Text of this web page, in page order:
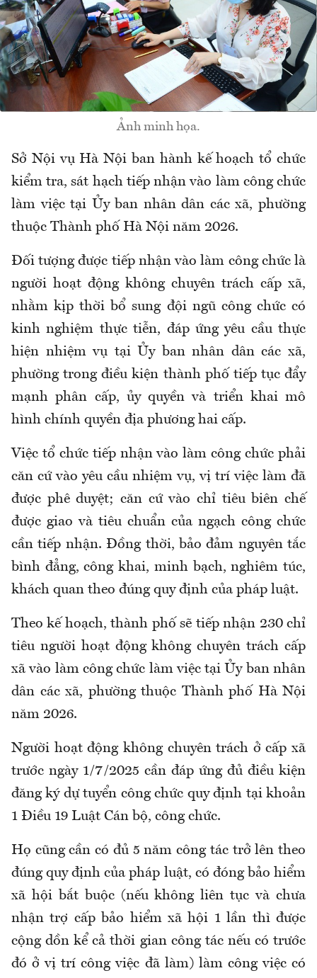
Ảnh minh họa.
Sở Nội vụ Hà Nội ban hành kế hoạch tổ chức
kiểm tra, sát hạch tiếp nhận vào làm công chức
làm việc tại Ủy ban nhân dân các xã, phường
thuộc Thành phố Hà Nội năm 2026.
Đối tượng được tiếp nhận vào làm công chức là
người hoạt động không chuyên trách cấp xã,
nhằm kịpthời bổ sung đội ngũ công chức có
kinh nghiệm thực tiễn, đáp ứng yêu cầu thực
hiện nhiệm vụ tại Ủy ban nhân dâncác xã,
phường trong điều kiện thành phố tiếp tục đẩy
mạnh phân cấp, ủy quyền và triển khai mô
hình chính quyền địa phương hai cấp.
Việc tổ chức tiếp nhận vào làm công chức phải
căn cứ vào yêu cầu nhiệm vụ, vị trí việc làm đã
được phê duyệt; căn cứ vào chỉ tiêu biên chế
được giao và tiêu chuẩn của ngạch công chức
cần tiếp nhận.Đồng thời, bảo đảm nguyên tắc
bình đẳng, công khai, minh bạch, nghiêm túc,
khách quan theo đúng quy định của pháp luật.
Theo kế hoạch, thành phố sẽ tiếp nhận 230 chỉ
tiêu người hoạt động không chuyên trách cấp
xãvào làm công chức làm việc tại Ủy ban nhân
dân các xã, phường thuộc Thành phố Hà Nội
năm 2026.
Người hoạt động không chuyên trách ở cấp xã
trước ngày 1/7/2025 cần đáp ứng đủ điều kiện
đăng ký dự tuyển công chức quy định tại khoản
1 Điều 19 Luật Cán bộ, công chức.
Họ cũng cần có đủ 5 năm công tác trở lên theo
đúng quy định của pháp luật, có đóng bảo hiểm
xã hội bắt buộc (nếu không liên tục và chưa
nhận trợ cấp bảo hiểm xã hội 1 lần thì được
cộng dồn kể cả thời gian công tác nếu có trước
đó ở vị trí công việc đã làm) làm công việc có